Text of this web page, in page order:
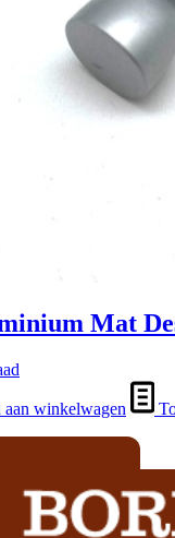
Mat
aan winkelwagen